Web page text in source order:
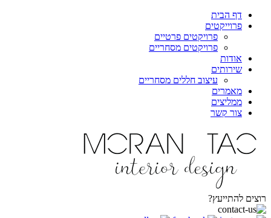
דף הבית
פרוייקטים
פרויקטים פרטיים
פרויקטים מסחריים
אודות
שירותים
עיצוב חללים מסחריים
מאמרים
ממליצים
צור קשר
רוצים להתייעץ?